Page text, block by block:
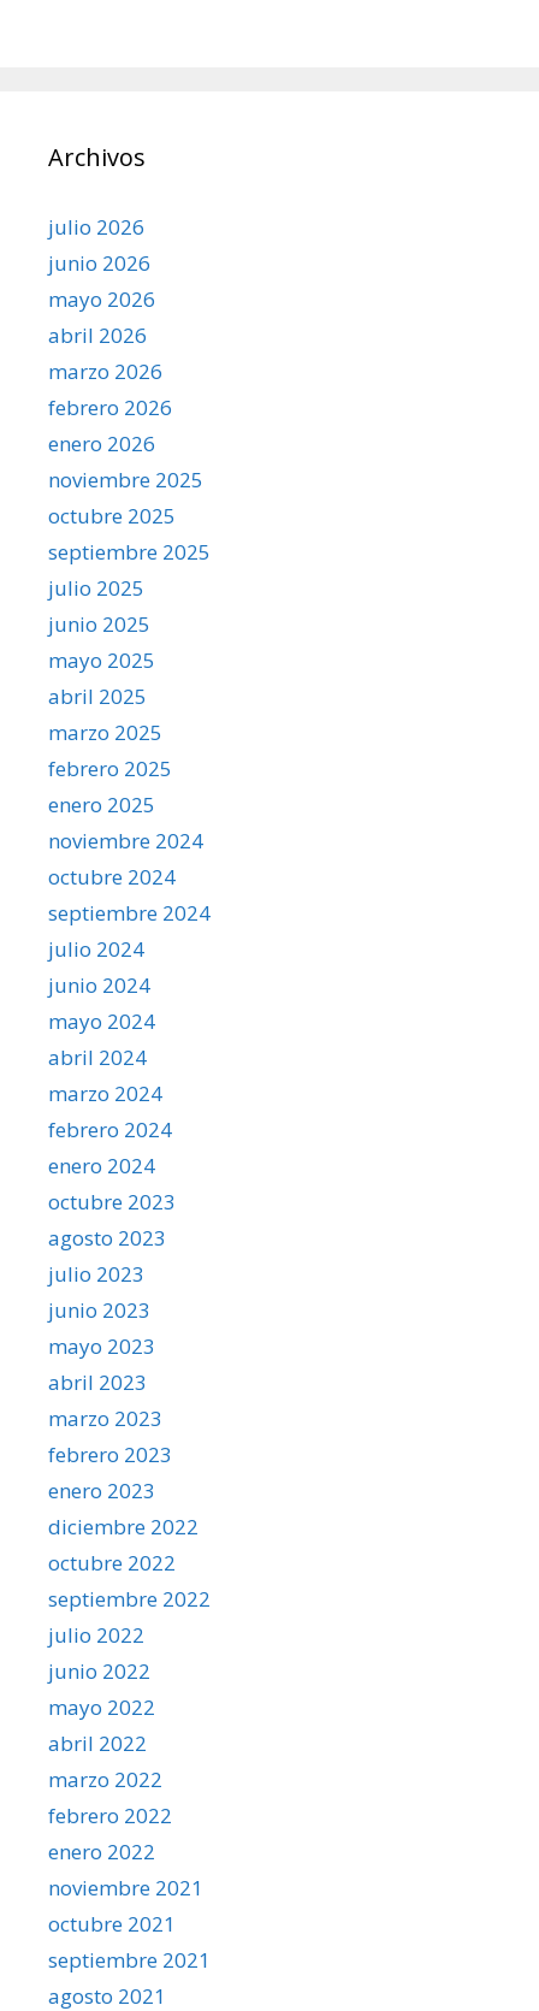
Archivos
julio 2026
junio 2026
mayo 2026
abril 2026
marzo 2026
febrero 2026
enero 2026
noviembre 2025
octubre 2025
septiembre 2025
julio 2025
junio 2025
mayo 2025
abril 2025
marzo 2025
febrero 2025
enero 2025
noviembre 2024
octubre 2024
septiembre 2024
julio 2024
junio 2024
mayo 2024
abril 2024
marzo 2024
febrero 2024
enero 2024
octubre 2023
agosto 2023
julio 2023
junio 2023
mayo 2023
abril 2023
marzo 2023
febrero 2023
enero 2023
diciembre 2022
octubre 2022
septiembre 2022
julio 2022
junio 2022
mayo 2022
abril 2022
marzo 2022
febrero 2022
enero 2022
noviembre 2021
octubre 2021
septiembre 2021
agosto 2021